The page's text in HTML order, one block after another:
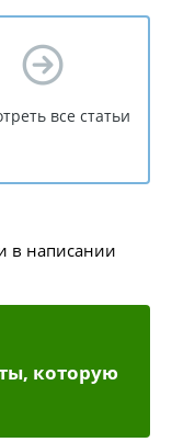
все статьи
в написании
которую